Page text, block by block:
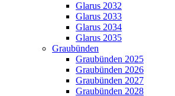
Glarus 2032
Glarus 2033
Glarus 2034
Glarus 2035
Graubünden
Graubünden 2025
Graubünden 2026
Graubünden 2027
Graubünden 2028